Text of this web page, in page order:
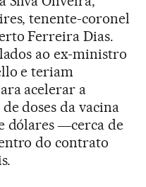
tenente-coronel
Ferreira Dias.
ao ex-ministro
e teriam
acelerar a
doses da vacina
dólares ―cerca de
do contrato